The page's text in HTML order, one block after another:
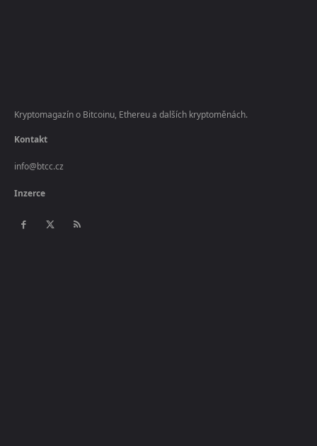
Kryptomagazín o Bitcoinu, Ethereu a dalších kryptoměnách.
Kontakt
info@btcc.cz
Inzerce